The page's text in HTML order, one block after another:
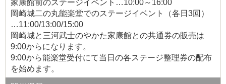
家康館前のステージイベント…10:00～16:00
岡崎城二の丸能楽堂でのステージイベント（各日3回）
…11:00/13:00/15:00
岡崎城と三河武士のやかた家康館との共通券の販売は
9:00からになります。
9:00から能楽堂受付にて当日の各ステージ整理券の配布
を始めます。